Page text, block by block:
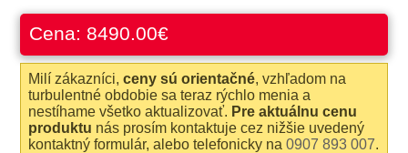
Cena: 8490.00€
Milí zákazníci, ceny sú orientačné, vzhľadom na
turbulentné obdobie sa teraz rýchlo menia a
nestíhame všetko aktualizovať. Pre aktuálnu cenu
produktu nás prosím kontaktuje cez nižšie uvedený
kontaktný formulár, alebo telefonicky na 0907 893 007.